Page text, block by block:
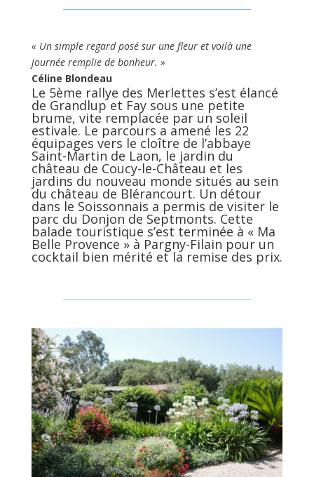
« Un simple regard posé sur une fleur et voilà une
journée remplie de bonheur. »
Céline Blondeau
Le 5ème rallye des Merlettes s’est élancé
de Grandlup et Fay sous une petite
brume, vite remplacée par un soleil
estivale. Le parcours a amené les 22
équipages vers le cloître de l’abbaye
Saint-Martin de Laon, le jardin du
château de Coucy-le-Château et les
jardins du nouveau monde situés au sein
du château de Blérancourt. Un détour
dans le Soissonnais a permis de visiter le
parc du Donjon de Septmonts. Cette
balade touristique s’est terminée à « Ma
Belle Provence » à Pargny-Filain pour un
cocktail bien mérité et la remise des prix.